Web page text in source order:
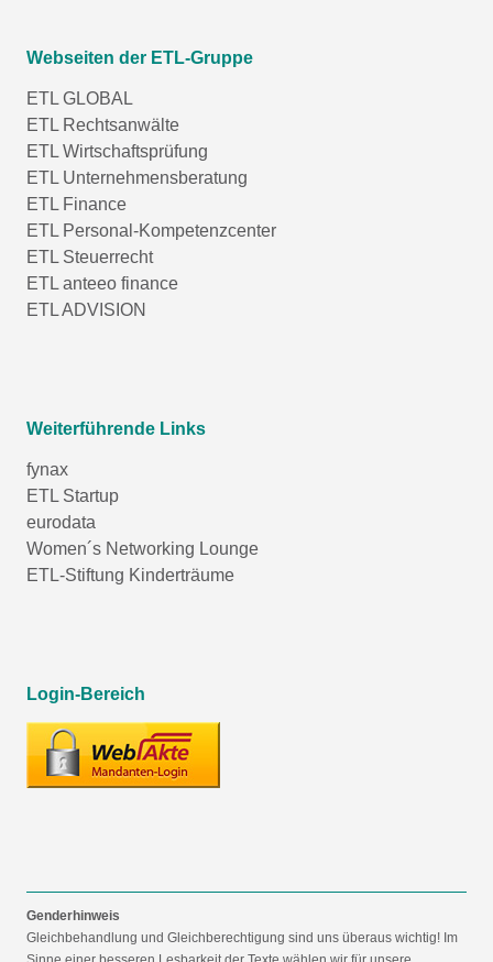
Webseiten der ETL-Gruppe
ETL GLOBAL
ETL Rechtsanwälte
ETL Wirtschaftsprüfung
ETL Unternehmensberatung
ETL Finance
ETL Personal-Kompetenzcenter
ETL Steuerrecht
ETL anteeo finance
ETL ADVISION
Weiterführende Links
fynax
ETL Startup
eurodata
Women´s Networking Lounge
ETL-Stiftung Kinderträume
Login-Bereich
Genderhinweis
Gleichbehandlung und Gleichberechtigung sind uns überaus wichtig! Im